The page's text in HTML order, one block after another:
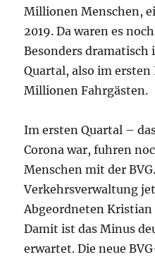
Millionen Menschen,
2019. Da waren es
Besonders dramatisch
Quartal, also im
Millionen Fahrgästen.
Im ersten Quartal –
Corona war, fuhren
Menschen mit der
Verkehrsverwaltung
Abgeordneten
Damit ist das Minus
erwartet. Die neue